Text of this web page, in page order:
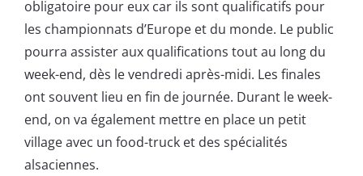
obligatoire pour eux car ils sont qualificatifs pour
les championnats d’Europe et du monde. Le public
pourra assister aux qualifications tout au long du
week-end, dès le vendredi après-midi. Les finales
ont souvent lieu en fin de journée. Durant le week-
end, on va également mettre en place un petit
village avec un food-truck et des spécialités
alsaciennes.